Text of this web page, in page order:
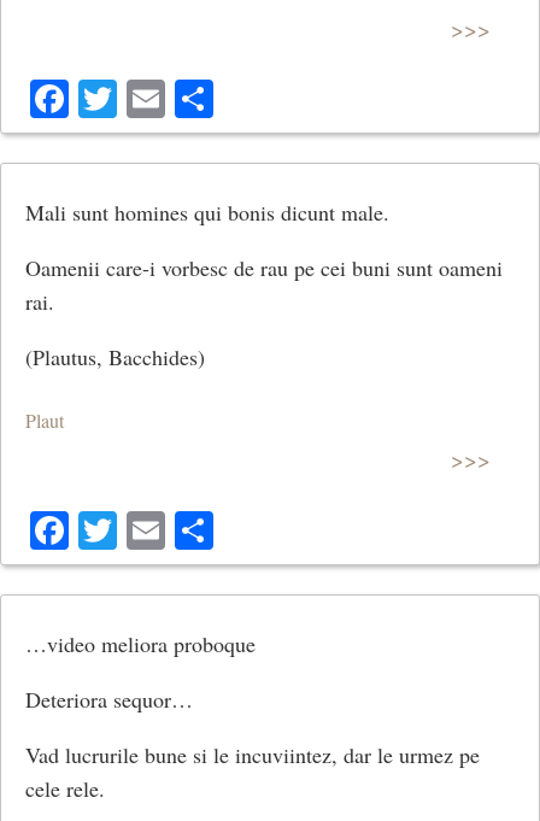
>>>
Facebook
Twitter
Email
Mali sunt homines qui bonis dicunt male.
Oamenii care-i vorbesc de rau pe cei buni sunt oameni
rai.
(Plautus, Bacchides)
Plaut
>>>
Facebook
Twitter
Email
…video meliora proboque
Deteriora sequor…
Vad lucrurile bune si le incuviintez, dar le urmez pe
cele rele.